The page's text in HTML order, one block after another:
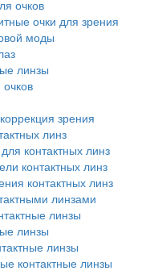
очков
очки для зрения
моды
линзы
зрения
линз
контактных линз
контактных линз
контактных линз
линзами
линзы
линзы
линзы
контактные линзы